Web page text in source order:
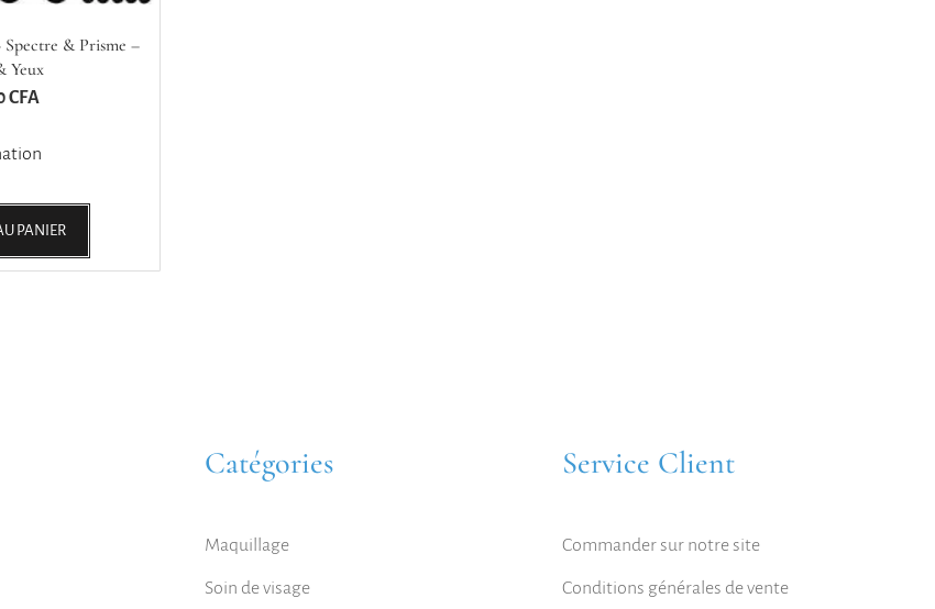
Spectre & Prisme –
Yeux
CFA
PANIER
Catégories
Maquillage
Soin de visage
Service Client
Commander sur notre site
Conditions générales de vente